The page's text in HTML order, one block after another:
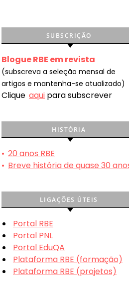
SUBSCRIÇÃO
Blogue RBE em revista
(subscreva a seleção mensal de
artigos e mantenha-se atualizado)
Clique aqui para subscrever
HISTÓRIA
• 20 anos RBE
• Breve história de quase 30
LIGAÇÕES ÚTEIS
Portal RBE
Portal PNL
Portal EduQA
Plataforma RBE (formação)
Plataforma RBE (projetos)